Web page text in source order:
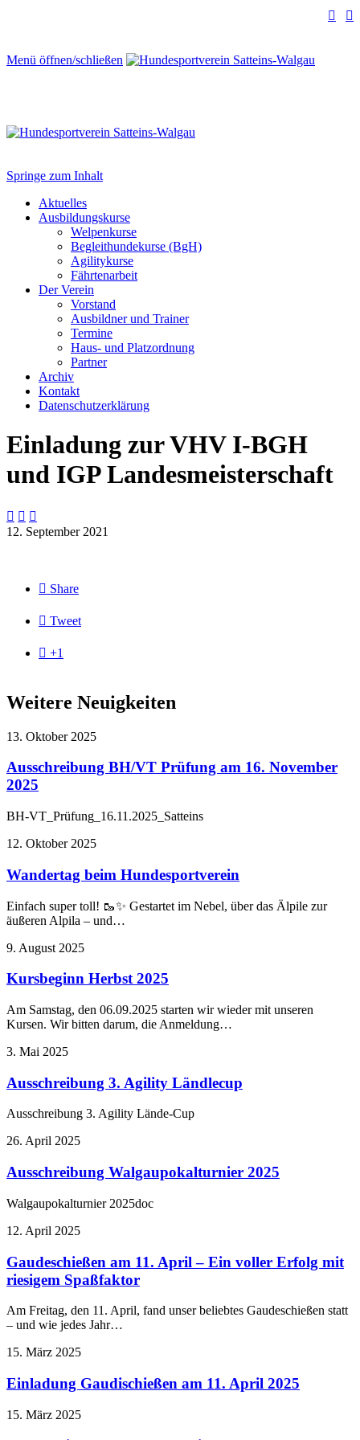
 
Menü öffnen/schließen
Springe zum Inhalt
Aktuelles
Ausbildungskurse
Welpenkurse
Begleithundekurse (BgH)
Agilitykurse
Fährtenarbeit
Der Verein
Vorstand
Ausbildner und Trainer
Termine
Haus- und Platzordnung
Partner
Archiv
Kontakt
Datenschutzerklärung
Einladung zur VHV I-BGH
und IGP Landesmeisterschaft
  
12. September 2021
 Share
 Tweet
 +1
Weitere Neuigkeiten
13. Oktober 2025
Ausschreibung BH/VT Prüfung am 16. November
2025
BH-VT_Prüfung_16.11.2025_Satteins
12. Oktober 2025
Wandertag beim Hundesportverein
Einfach super toll! 🥾✨ Gestartet im Nebel, über das Älpile zur
äußeren Alpila – und…
9. August 2025
Kursbeginn Herbst 2025
Am Samstag, den 06.09.2025 starten wir wieder mit unseren
Kursen. Wir bitten darum, die Anmeldung…
3. Mai 2025
Ausschreibung 3. Agility Ländlecup
Ausschreibung 3. Agility Lände-Cup
26. April 2025
Ausschreibung Walgaupokalturnier 2025
Walgaupokalturnier 2025doc
12. April 2025
Gaudeschießen am 11. April – Ein voller Erfolg mit
riesigem Spaßfaktor
Am Freitag, den 11. April, fand unser beliebtes Gaudeschießen statt
– und wie jedes Jahr…
15. März 2025
Einladung Gaudischießen am 11. April 2025
15. März 2025